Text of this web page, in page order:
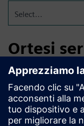
Select...
Ortesi
Genera codici DMC
per una tracciabilità
serializzazione